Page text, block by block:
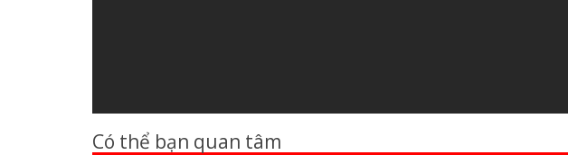
Có thể bạn quan tâm